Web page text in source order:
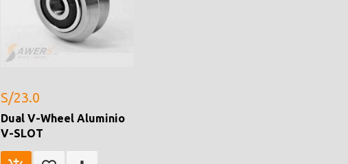
S/23.0
Dual V-Wheel Aluminio
V-SLOT